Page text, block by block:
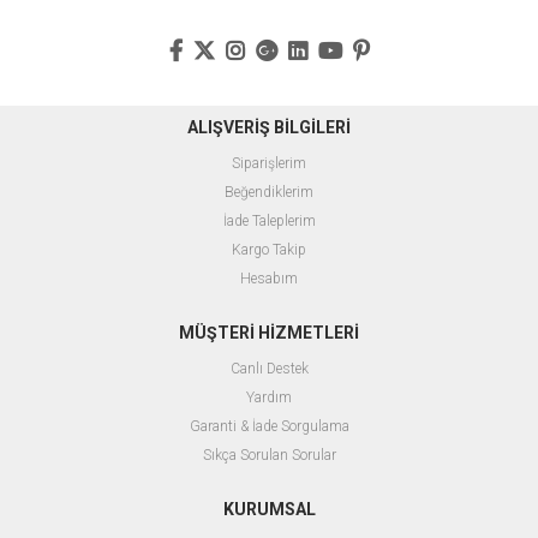
ALIŞVERİŞ BİLGİLERİ
Siparişlerim
Beğendiklerim
İade Taleplerim
Kargo Takip
Hesabım
MÜŞTERİ HİZMETLERİ
Canlı Destek
Yardım
Garanti & İade Sorgulama
Sıkça Sorulan Sorular
KURUMSAL